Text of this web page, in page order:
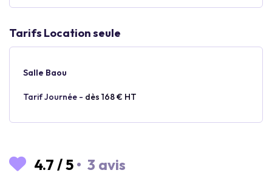
Tarifs Location seule
Salle Baou
Tarif Journée - dès 168 € HT
4.7 /5 • 3 avis